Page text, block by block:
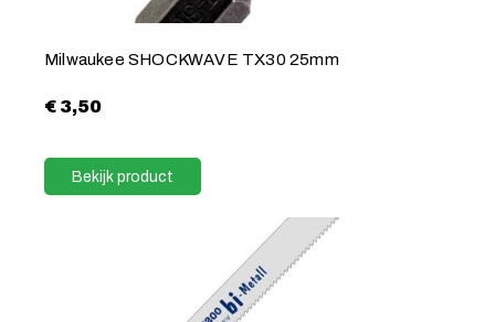
Milwaukee SHOCKWAVE TX30 25mm
€3,50
Bekijk product